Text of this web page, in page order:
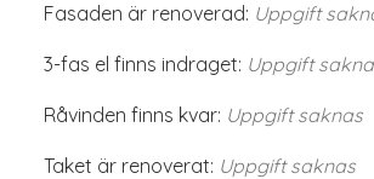
Fasaden är renoverad: Uppgift
3-fas el finns indraget: Uppgift
Råvinden finns kvar: Uppgift saknas
Taket är renoverat: Uppgift saknas